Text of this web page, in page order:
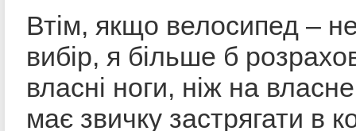
Втім, якщо велосипед –
вибір, я більше б
власні ноги, ніж на
має звичку застрягати в